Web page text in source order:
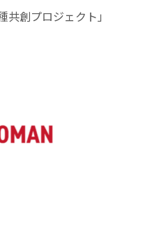
創プロジェクト」